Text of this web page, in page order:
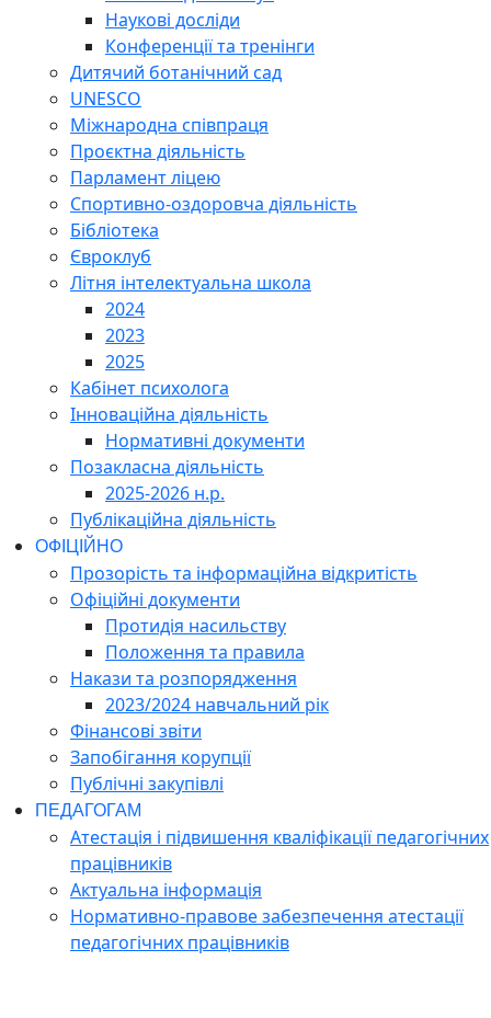
Наукові досліди
Конференції та тренінги
Дитячий ботанічний сад
UNESCO
Міжнародна співпраця
Проєктна діяльність
Парламент ліцею
Спортивно-оздоровча діяльність
Бібліотека
Євроклуб
Літня інтелектуальна школа
2024
2023
2025
Кабінет психолога
Інноваційна діяльність
Нормативні документи
Позакласна діяльність
2025-2026 н.р.
Публікаційна діяльність
ОФІЦІЙНО
Прозорість та інформаційна відкритість
Офіційні документи
Протидія насильству
Положення та правила
Накази та розпорядження
2023/2024 навчальний рік
Фінансові звіти
Запобігання корупції
Публічні закупівлі
ПЕДАГОГАМ
Атестація і підвишення кваліфікації педагогічних
працівників
Актуальна інформація
Нормативно-правове забезпечення атестації
педагогічних працівників